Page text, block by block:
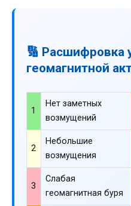
🔢 Расшифровка
геомагнитной
1
Нет заметных
возмущений
2
Небольшие
возмущения
3
Слабая
геомагнитная буря